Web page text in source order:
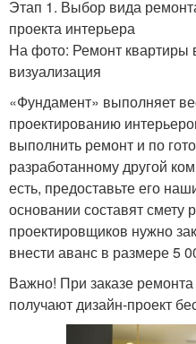
Этап 1. Выбор вида
проекта интерьера
На фото: Ремонт квартиры
визуализация
«Фундамент» выполняет
проектированию
выполнить ремонт и по
разработанному другой
есть, предоставьте его
основании составят смету
проектировщиков нужно
внести аванс в размере 5
Важно! При заказе
получают дизайн-проект